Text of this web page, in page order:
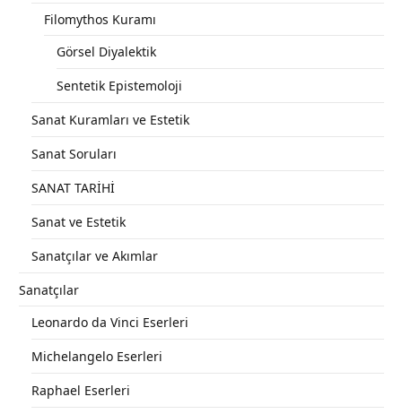
Filomythos Kuramı
Görsel Diyalektik
Sentetik Epistemoloji
Sanat Kuramları ve Estetik
Sanat Soruları
SANAT TARİHİ
Sanat ve Estetik
Sanatçılar ve Akımlar
Sanatçılar
Leonardo da Vinci Eserleri
Michelangelo Eserleri
Raphael Eserleri